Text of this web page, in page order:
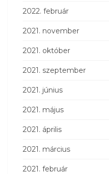
2022. február
2021. november
2021. október
2021. szeptember
2021. június
2021. május
2021. április
2021. március
2021. február